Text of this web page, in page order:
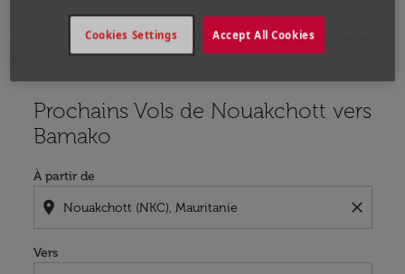
Vols Vols pour Mali
Vols de Nouakchott a
Prochains Vols de Nouakchott vers
Bamako
À partir de
location_on close
Vers
Aucun tarif trouvé pour les options populaires
Accept All Cookies
Cookies Settings